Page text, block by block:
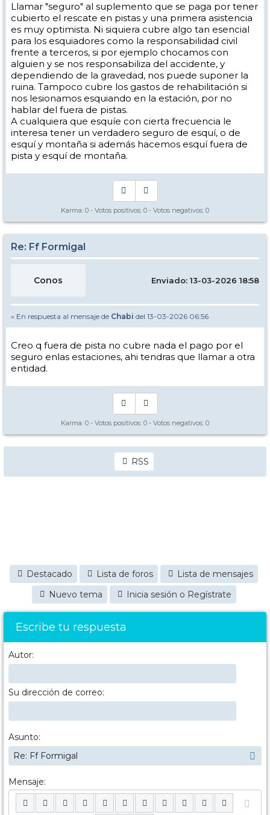
Llamar "seguro" al suplemento que se paga por tener
cubierto el rescate en pistas y una primera asistencia
es muy optimista. Ni siquiera cubre algo tan esencial
para los esquiadores como la responsabilidad civil
frente a terceros, si por ejemplo chocamos con
alguien y se nos responsabiliza del accidente, y
dependiendo de la gravedad, nos puede suponer la
ruina. Tampoco cubre los gastos de rehabilitación si
nos lesionamos esquiando en la estación, por no
hablar del fuera de pistas.
A cualquiera que esquíe con cierta frecuencia le
interesa tener un verdadero seguro de esquí, o de
esquí y montaña si además hacemos esquí fuera de
pista y esquí de montaña.
Karma: 0 - Votos positivos: 0 - Votos negativos: 0
Re: Ff Formigal
Conos Enviado: 13-03-2026 18:58
» En respuesta al mensaje de Chabi del 13-03-2026 06:56
Creo q fuera de pista no cubre nada el pago por el
seguro enlas estaciones, ahi tendras que llamar a otra
entidad.
Karma: 0 - Votos positivos: 0 - Votos negativos: 0
RSS
Destacado Lista de foros
Lista de mensajes
Nuevo tema
Inicia sesión o Regístrate
Escribe tu respuesta
Autor:
Su dirección de correo:
Asunto:
Mensaje: